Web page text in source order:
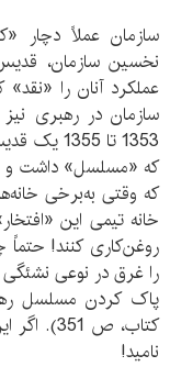
سازمان عملاً
نخسین سازمان،
عملکرد آنان را
سازمان در رهبری
1353 تا
که «مسلسل» داشت و
که وقتی به‌برخی
خانه تیمی این
روغن‌کاری کنند!
را غرق در نوعی نشئگی
پاک کردن مسلسل
کتاب، ص
نامید!